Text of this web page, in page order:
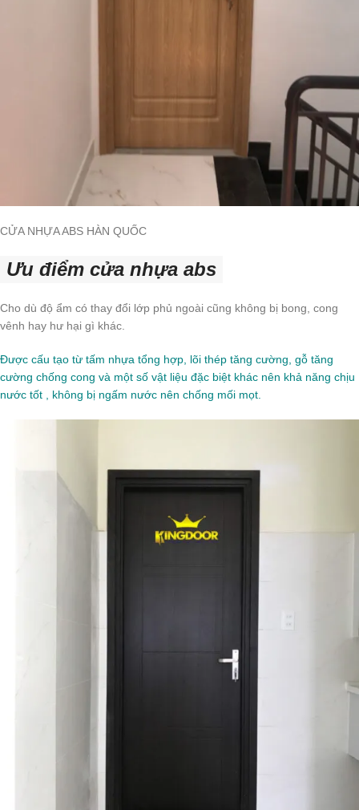
CỬA NHỰA ABS HÀN QUỐC
Ưu điểm cửa nhựa abs
Cho dù độ ẩm có thay đổi lớp phủ ngoài cũng không bị bong, cong
vênh hay hư hại gì khác.
Được cấu tạo từ tấm nhựa tổng hợp, lõi thép tăng cường, gỗ tăng
cường chống cong và một số vật liệu đặc biệt khác nên khả năng chịu
nước tốt , không bị ngấm nước nên chống mối mọt.